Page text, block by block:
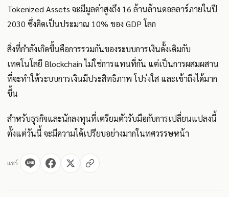
Tokenized Assets จะมีมูลค่าสูงถึง 16 ล้านล้านดอลลาร์ภายในปี
2030 ซึ่งคิดเป็นประมาณ 10% ของ GDP โลก
สิ่งที่กำลังเกิดขึ้นคือการรวมกันของระบบการเงินดั้งเดิมกับ
เทคโนโลยี Blockchain ไม่ใช่การแทนที่กัน แต่เป็นการผสมผสาน
ที่จะทำให้ระบบการเงินมีประสิทธิภาพ โปร่งใส และเข้าถึงได้มาก
ขึ้น
สำหรับธุรกิจและนักลงทุนที่เตรียมตัวรับมือกับการเปลี่ยนแปลงนี้
ตั้งแต่วันนี้ จะมีความได้เปรียบอย่างมากในทศวรรษหน้า
แชร์